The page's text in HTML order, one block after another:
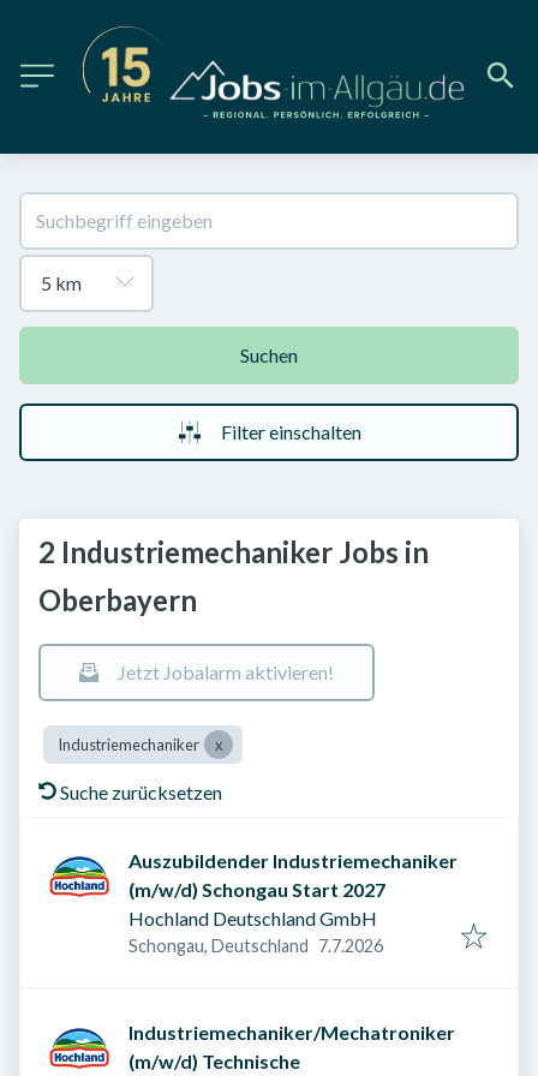
Suchen
Filter einschalten
2 Industriemechaniker Jobs in
Oberbayern
Jetzt Jobalarm aktivieren!
Industriemechaniker
Suche zurücksetzen
Auszubildender Industriemechaniker
(m/w/d) Schongau Start 2027
Hochland Deutschland GmbH
Schongau, Deutschland Veröffentlicht am
7.7.2026
Industriemechaniker/Mechatroniker
(m/w/d) Technische